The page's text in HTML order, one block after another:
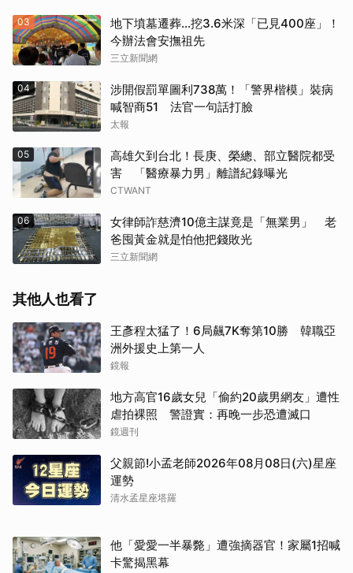
03
地下墳墓遷葬…挖3.6米深「已見400座」！
今辦法會安撫祖先
三立新聞網
04
涉開假罰單圖利738萬！「警界楷模」裝病
喊智商51 法官一句話打臉
太報
05
高雄欠到台北！長庚、榮總、部立醫院都受
害 「醫療暴力男」離譜紀錄曝光
CTWANT
06
女律師詐慈濟10億主謀竟是「無業男」 老
爸囤黃金就是怕他把錢敗光
三立新聞網
其他人也看了
王彥程太猛了！6局飆7K奪第10勝 韓職亞
洲外援史上第一人
鏡報
地方高官16歲女兒「偷約20歲男網友」遭性
虐拍裸照 警證實：再晚一步恐遭滅口
鏡週刊
父親節!小孟老師2026年08月08日(六)星座
運勢
清水孟星座塔羅
他「愛愛一半暴斃」遭強摘器官！家屬1招喊
卡驚揭黑幕